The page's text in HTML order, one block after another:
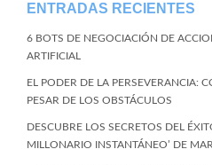
ENTRADAS RECIENTES
6 BOTS DE NEGOCIACIÓN DE
ARTIFICIAL
EL PODER DE LA PERSEVERANCIA:
PESAR DE LOS OBSTÁCULOS
DESCUBRE LOS SECRETOS DEL
MILLONARIO INSTANTÁNEO’ DE